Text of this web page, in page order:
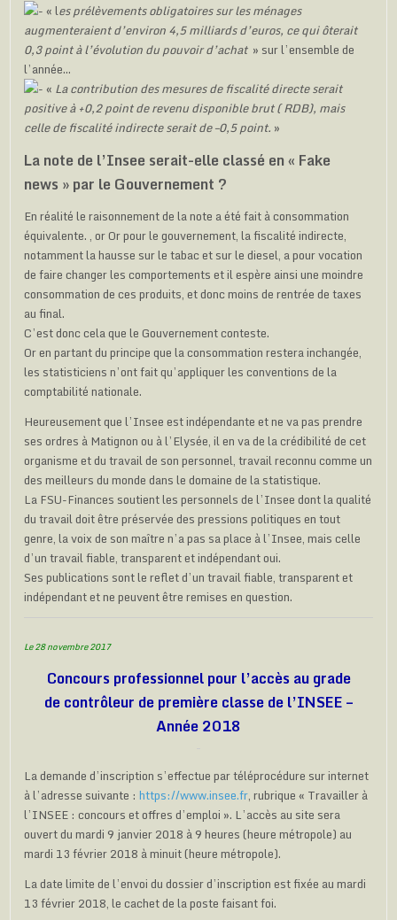
« les prélèvements obligatoires sur les ménages
augmenteraient d’environ 4,5 milliards d’euros, ce qui ôterait
0,3 point à l’évolution du pouvoir d’achat » sur l’ensemble de
l’année…
« La contribution des mesures de fiscalité directe serait
positive à +0,2 point de revenu disponible brut ( RDB), mais
celle de fiscalité indirecte serait de –0,5 point. »
La note de l’Insee serait-elle classé en « Fake
news » par le Gouvernement ?
En réalité le raisonnement de la note a été fait à consommation
équivalente. , or Or pour le gouvernement, la fiscalité indirecte,
notamment la hausse sur le tabac et sur le diesel, a pour vocation
de faire changer les comportements et il espère ainsi une moindre
consommation de ces produits, et donc moins de rentrée de taxes
au final.
C’est donc cela que le Gouvernement conteste.
Or en partant du principe que la consommation restera inchangée,
les statisticiens n’ont fait qu’appliquer les conventions de la
comptabilité nationale.
Heureusement que l’Insee est indépendante et ne va pas prendre
ses ordres à Matignon ou à l’Elysée, il en va de la crédibilité de cet
organisme et du travail de son personnel, travail reconnu comme un
des meilleurs du monde dans le domaine de la statistique.
La FSU-Finances soutient les personnels de l’Insee dont la qualité
du travail doit être préservée des pressions politiques en tout
genre, la voix de son maître n’a pas sa place à l’Insee, mais celle
d’un travail fiable, transparent et indépendant oui.
Ses publications sont le reflet d’un travail fiable, transparent et
indépendant et ne peuvent être remises en question.
Le 28 novembre 2017
Concours professionnel pour l’accès au grade
de contrôleur de première classe de l’INSEE –
Année 2018
La demande d’inscription s’effectue par téléprocédure sur internet
à l’adresse suivante :https://www.insee.fr, rubrique « Travailler à
l’INSEE : concours et offres d’emploi ». L’accès au site sera
ouvert du mardi 9 janvier 2018 à 9 heures (heure métropole) au
mardi 13 février 2018 à minuit (heure métropole).
La date limite de l’envoi du dossier d’inscription est fixée au mardi
13 février 2018, le cachet de la poste faisant foi.